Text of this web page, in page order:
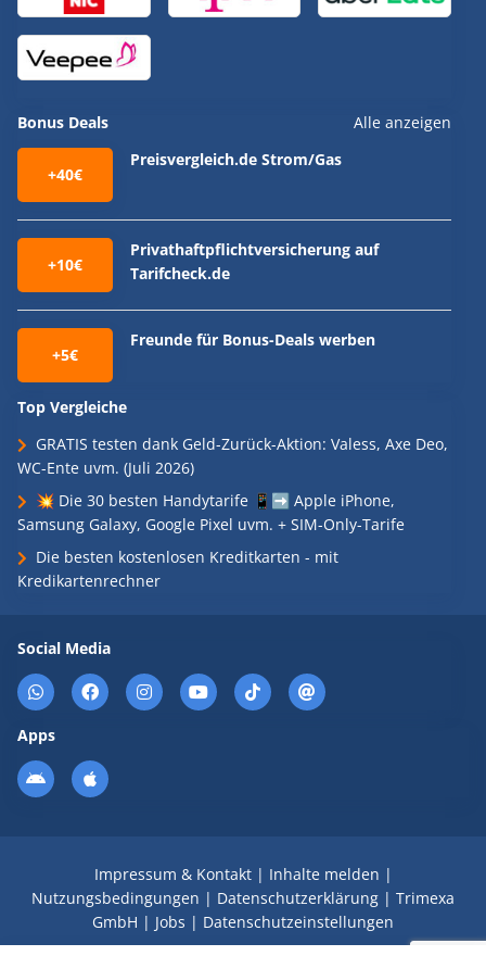
Bonus Deals Alle anzeigen
+40€
Preisvergleich.de Strom/Gas
+10€
Privathaftpflichtversicherung auf
Tarifcheck.de
+5€
Freunde für Bonus-Deals werben
Top Vergleiche
GRATIS testen dank Geld-Zurück-Aktion: Valess, Axe Deo,
WC-Ente uvm. (Juli 2026)
💥 Die 30 besten Handytarife 📱➡️ Apple iPhone,
Samsung Galaxy, Google Pixel uvm. + SIM-Only-Tarife
Die besten kostenlosen Kreditkarten - mit
Kredikartenrechner
Social Media
Apps
Impressum & Kontakt| Inhalte melden |
Nutzungsbedingungen | Datenschutzerklärung | Trimexa
GmbH | Jobs | Datenschutzeinstellungen